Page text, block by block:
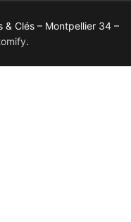
Clés – Montpellier 34 –
.